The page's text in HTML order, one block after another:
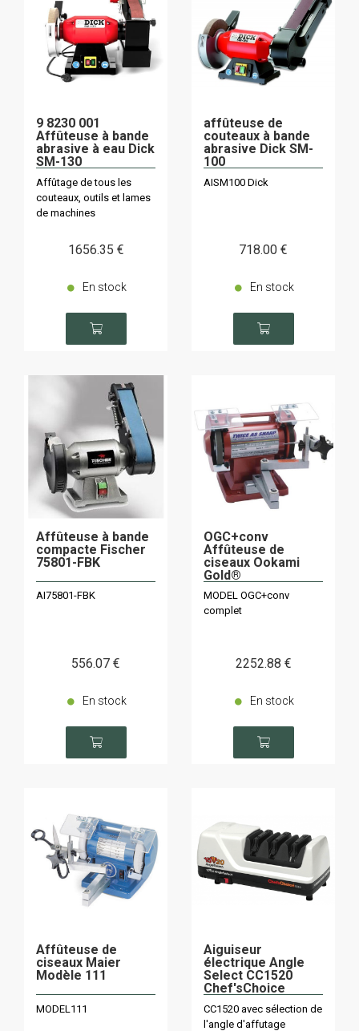
9 8230 001
Affûteuse à bande
abrasive à eau Dick
SM-130
Affûtage de tous les
couteaux, outils et lames
de machines
1656.35 €
En stock
affûteuse de
couteaux à bande
abrasive Dick SM-
100
AISM100 Dick
718.00 €
En stock
Affûteuse à bande
compacte Fischer
75801-FBK
AI75801-FBK
556.07 €
En stock
OGC+conv
Affûteuse de
ciseaux Ookami
Gold®
MODEL OGC+conv
complet
2252.88 €
En stock
Affûteuse de
ciseaux Maier
Modèle 111
MODEL111
Aiguiseur
électrique Angle
Select CC1520
Chef'sChoice
CC1520 avec sélection de
l'angle d'affutage